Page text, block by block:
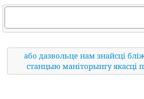
або дазвольце нам знайсці
станцыю маніторынгу якасці